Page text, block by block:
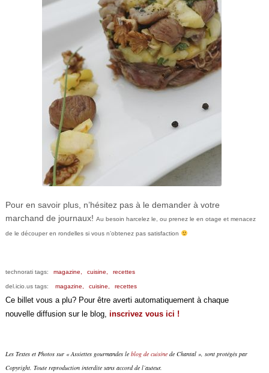
Pour en savoir plus, n’hésitez pas à le demander à votre
marchand de journaux! Au besoin harcelez le, ou prenez le en otage et menacez
de le découper en rondelles si vous n’obtenez pas satisfaction
technorati tags: magazine, cuisine, recettes
del.icio.us tags: magazine, cuisine, recettes
Ce billet vous a plu? Pour être averti automatiquement à chaque
nouvelle diffusion sur le blog, inscrivez vous ici !
Les Textes et Photos sur « Assiettes gourmandes le blog de cuisinede Chantal », sont protégés par
Copyright. Toute reproduction interdite sans accord de l’auteur.